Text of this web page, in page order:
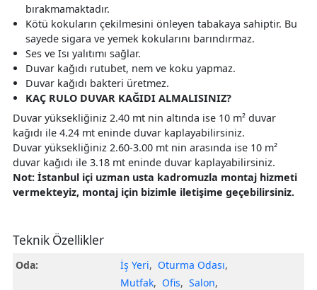
bırakmamaktadır.
Kötü kokuların çekilmesini önleyen tabakaya sahiptir. Bu
sayede sigara ve yemek kokularını barındırmaz.
Ses ve Isı yalıtımı sağlar.
Duvar kağıdı rutubet, nem ve koku yapmaz.
Duvar kağıdı bakteri üretmez.
KAÇ RULO DUVAR KAĞIDI ALMALISINIZ?
Duvar yüksekliğiniz 2.40 mt nin altında ise 10 m² duvar
kağıdı ile 4.24 mt eninde duvar kaplayabilirsiniz.
Duvar yüksekliğiniz 2.60-3.00 mt nin arasında ise 10 m²
duvar kağıdı ile 3.18 mt eninde duvar kaplayabilirsiniz.
Not: İstanbul içi uzman usta kadromuzla montaj hizmeti
vermekteyiz, montaj için bizimle iletişime geçebilirsiniz.
Teknik Özellikler
Oda: İş Yeri, Oturma Odası,
Mutfak, Ofis, Salon,